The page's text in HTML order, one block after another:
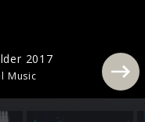
2017
Music